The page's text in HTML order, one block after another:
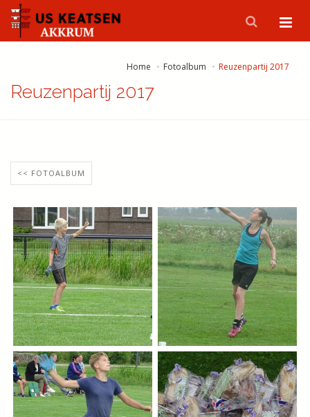
Home Fotoalbum Reuzenpartij 2017
Reuzenpartij 2017
<< FOTOALBUM